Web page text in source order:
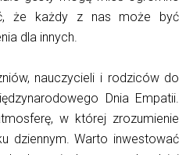
że każdy z nas może być
dla innych.
nauczycieli i rodziców do
Dnia Empatii.
w której zrozumienie
dziennym. Warto inwestować